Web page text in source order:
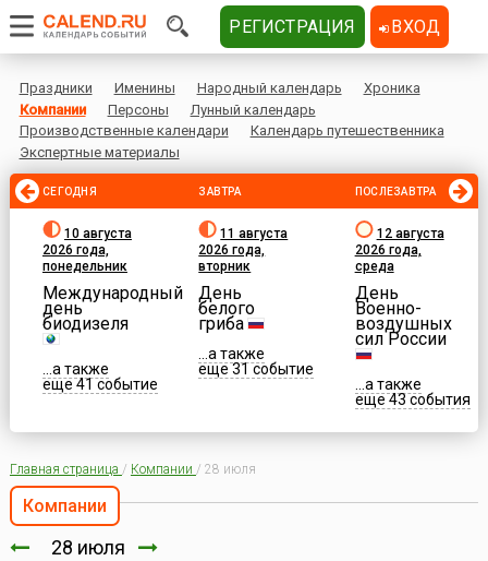
Праздники Именины Народный календарь
Хроника
Компании
Персоны
Лунный календарь
Производственные календари
Календарь путешественника
Экспертные материалы
СЕГОДНЯ
10 августа
2026 года,
понедельник
Международный
день
биодизеля
...а также
еще 41 событие
ЗАВТРА
11 августа
2026 года,
вторник
День
белого
гриба
...а также
еще 31 событие
ПОСЛЕЗАВТРА
12 августа
2026 года,
среда
День
Военно-
воздушных
сил России
...а также
еще 43 события
Главная страница / Компании / 28 июля
Компании
28 июля
РЕГИСТРАЦИЯ ВХОД